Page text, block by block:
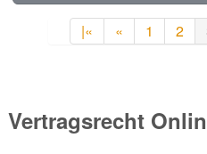
|« « 1 2
Vertragsrecht